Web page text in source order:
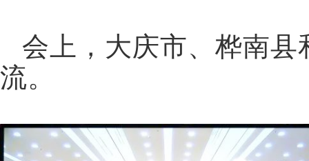
会上，大庆市、桦南
流。